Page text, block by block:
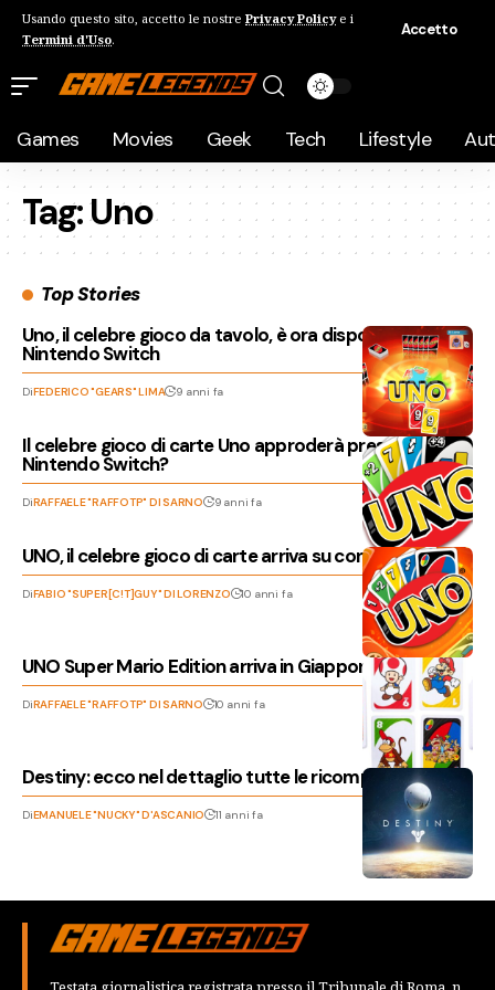
Usando questo sito, accetto le nostre Privacy Policye i
Termini d'Uso.
Accetto
Games Movies Geek Tech Lifestyle
Tag:Uno
Top Stories
Uno, il celebre gioco da tavolo, è ora disponibile su
Nintendo Switch
DiFEDERICO "GEARS" LIMA 9 anni fa
Il celebre gioco di carte Uno approderà presto su
Nintendo Switch?
DiRAFFAELE "RAFFOTP" DI SARNO 9 anni fa
UNO, il celebre gioco di carte arriva su console e PC
DiFABIO "SUPER[C!T]GUY" DI LORENZO 10 anni fa
UNO Super Mario Edition arriva in Giappone!
DiRAFFAELE "RAFFOTP" DI SARNO 10 anni fa
Destiny: ecco nel dettaglio tutte le ricompense VIP
DiEMANUELE "NUCKY" D'ASCANIO 11 anni fa